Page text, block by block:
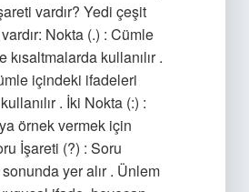
vardır? Yedi çeşit
Nokta (.) : Cümle
kısaltmalarda kullanılır .
içindeki ifadeleri
. İki Nokta (:) :
örnek vermek için
İşareti (?) : Soru
yer alır . Ünlem